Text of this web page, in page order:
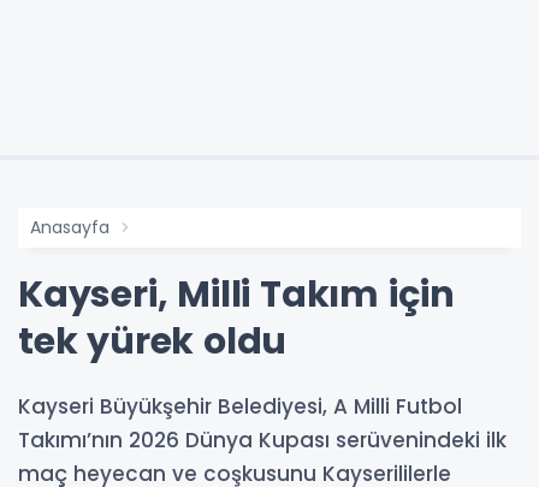
Anasayfa
Kayseri, Milli Takım için
tek yürek oldu
Kayseri Büyükşehir Belediyesi, A Milli Futbol
Takımı’nın 2026 Dünya Kupası serüvenindeki ilk
maç heyecan ve coşkusunu Kayserililerle